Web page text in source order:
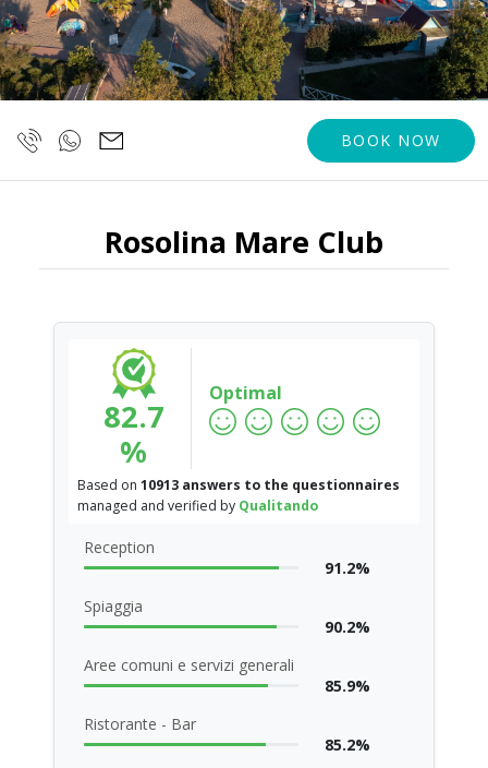
BOOK NOW
Rosolina Mare Club
82.7
%
Optimal
Based on 10913 answers to the questionnaires
managed and verified by Qualitando
Reception
91.2%
Spiaggia
90.2%
Aree comuni e servizi generali
85.9%
Ristorante - Bar
85.2%